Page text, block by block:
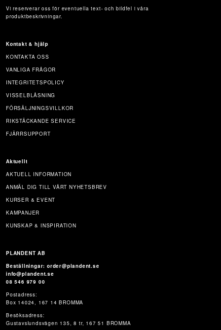
Vi reserverar oss för eventuella text- och bildfel i våra
produktbeskrivningar.
Kontakt & hjälp
KONTAKTA OSS
VANLIGA FRÅGOR
INTEGRITETSPOLICY
VISSELBLÅSNING
FÖRSÄLJNINGSVILLKOR
RIKSTÄCKANDE SERVICE
FJÄRRSUPPORT
Aktuellt
AKTUELL INFORMATION
ANMÄL DIG TILL VÅRT NYHETSBREV
KURSER & EVENT
KAMPANJER
KUNSKAP & INSPIRATION
PLANDENT AB
Beställningar: order@plandent.se
info@plandent.se
08 546 979 00
Postadress:
Box 14024, 167 14 BROMMA
Besöksadress:
Gustavslundsvägen 135, 8 tr, 167 51 BROMMA